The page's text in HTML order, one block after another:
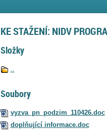
KE STAŽENÍ: NIDV
Složky
..
Soubory
vyzva_pn_podzim_110426.doc
doplňující informace.doc